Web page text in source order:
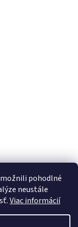
pohodlné
neustále
Viac informácií